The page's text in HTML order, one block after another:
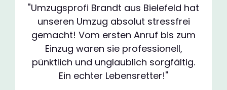
"Umzugsprofi Brandt aus Bielefeld hat
unseren Umzug absolut stressfrei
gemacht! Vom ersten Anruf bis zum
Einzug waren sie professionell,
pünktlich und unglaublich sorgfältig.
Ein echter Lebensretter!"